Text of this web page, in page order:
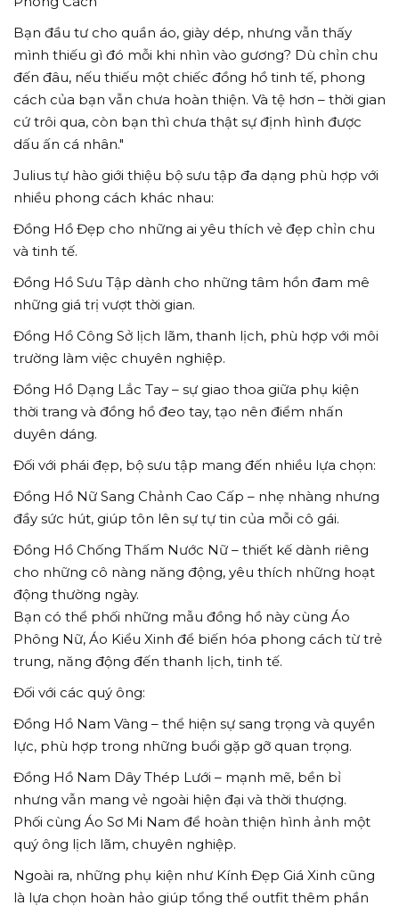
Bạn đầu tư cho quần áo, giày dép, nhưng vẫn thấy
mình thiếu gì đó mỗi khi nhìn vào gương? Dù chỉn chu
đến đâu, nếu thiếu một chiếc đồng hồ tinh tế, phong
cách của bạn vẫn chưa hoàn thiện. Và tệ hơn – thời gian
cứ trôi qua, còn bạn thì chưa thật sự định hình được
dấu ấn cá nhân."
Julius tự hào giới thiệu bộ sưu tập đa dạng phù hợp với
nhiều phong cách khác nhau:
Đồng Hồ Đẹp cho những ai yêu thích vẻ đẹp chỉn chu
và tinh tế.
Đồng Hồ Sưu Tập dành cho những tâm hồn đam mê
những giá trị vượt thời gian.
Đồng Hồ Công Sở lịch lãm, thanh lịch, phù hợp với môi
trường làm việc chuyên nghiệp.
Đồng Hồ Dạng Lắc Tay – sự giao thoa giữa phụ kiện
thời trang và đồng hồ đeo tay, tạo nên điểm nhấn
duyên dáng.
Đối với phái đẹp, bộ sưu tập mang đến nhiều lựa chọn:
Đồng Hồ Nữ Sang Chảnh Cao Cấp – nhẹ nhàng nhưng
đầy sức hút, giúp tôn lên sự tự tin của mỗi cô gái.
Đồng Hồ Chống Thấm Nước Nữ – thiết kế dành riêng
cho những cô nàng năng động, yêu thích những hoạt
động thường ngày.
Bạn có thể phối những mẫu đồng hồ này cùng Áo
Phông Nữ, Áo Kiểu Xinh để biến hóa phong cách từ trẻ
trung, năng động đến thanh lịch, tinh tế.
Đối với các quý ông:
Đồng Hồ Nam Vàng – thể hiện sự sang trọng và quyền
lực, phù hợp trong những buổi gặp gỡ quan trọng.
Đồng Hồ Nam Dây Thép Lưới – mạnh mẽ, bền bỉ
nhưng vẫn mang vẻ ngoài hiện đại và thời thượng.
Phối cùng Áo Sơ Mi Nam để hoàn thiện hình ảnh một
quý ông lịch lãm, chuyên nghiệp.
Ngoài ra, những phụ kiện như Kính Đẹp Giá Xinh cũng
là lựa chọn hoàn hảo giúp tổng thể outfit thêm phần